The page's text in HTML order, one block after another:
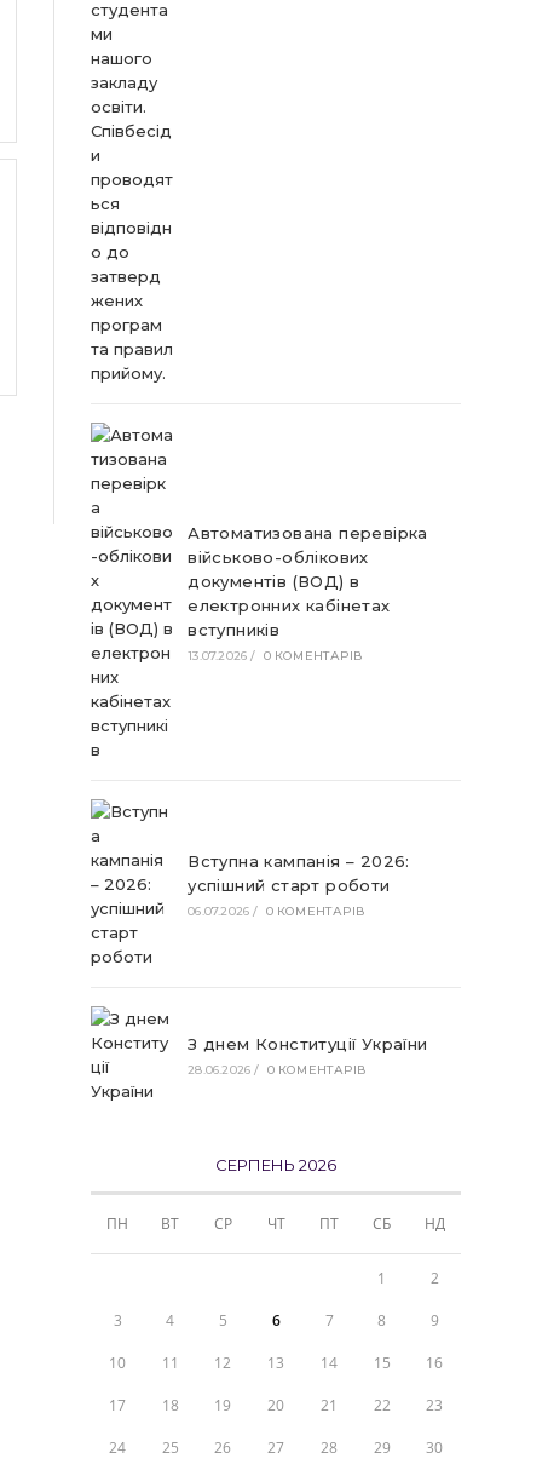
Автоматизована перевірка
військово-облікових
документів (ВОД) в
електронних кабінетах
вступників
13.07.2026 / 0 КОМЕНТАРІВ
Вступна кампанія – 2026:
успішний старт роботи
06.07.2026 / 0 КОМЕНТАРІВ
З днем Конституції України
28.06.2026 / 0 КОМЕНТАРІВ
СЕРПЕНЬ 2026
ПН ВТ СР ЧТ ПТ СБ НД
1 2
3 4 5 6 7 8 9
10 11 12 13 14 15 16
17 18 19 20 21 22 23
24 25 26 27 28 29 30